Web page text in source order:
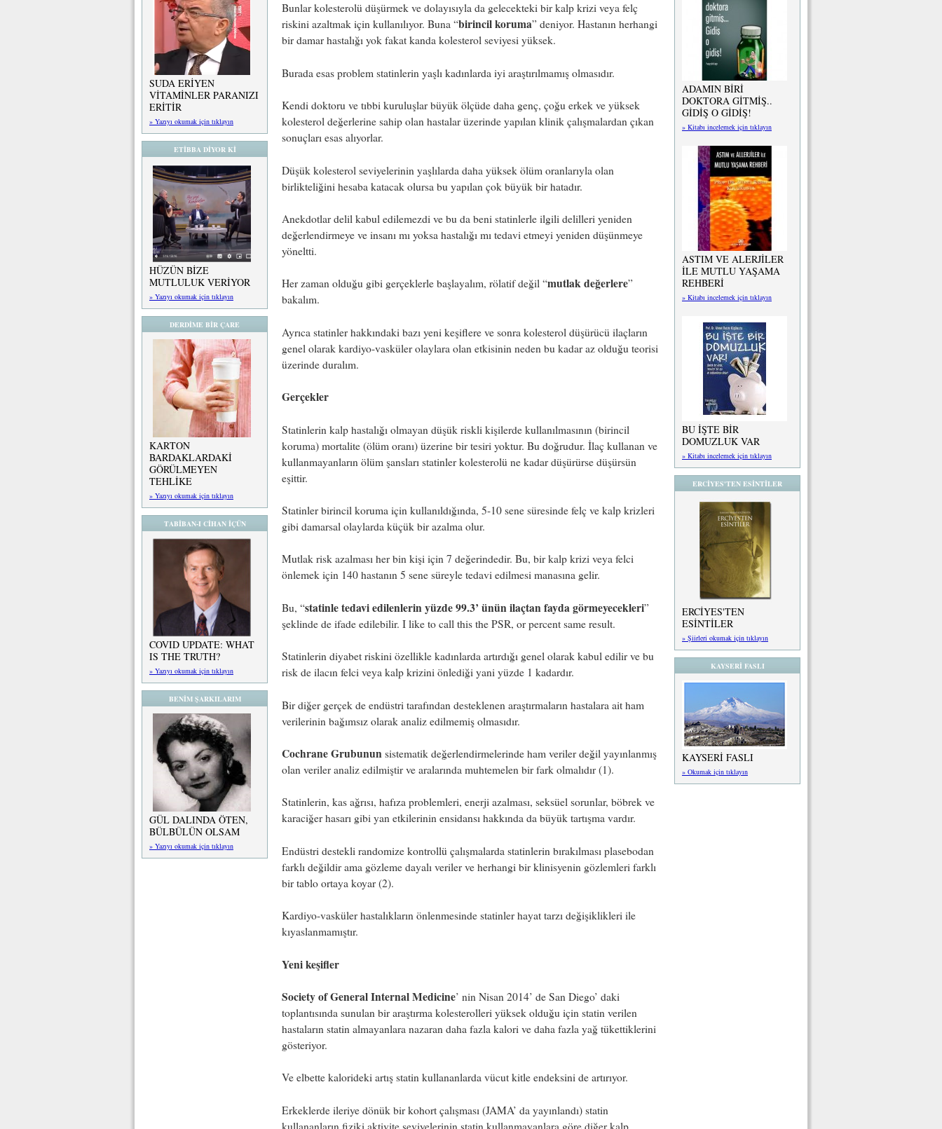
SUDA ERİYEN
VİTAMİNLER PARANIZI
ERİTİR
» Yazıyı okumak için tıklayın
ETİBBA DİYOR Kİ
HÜZÜN BİZE
MUTLULUK VERİYOR
» Yazıyı okumak için tıklayın
DERDİME BİR ÇARE
KARTON
BARDAKLARDAKİ
GÖRÜLMEYEN
TEHLİKE
» Yazıyı okumak için tıklayın
TABİBAN-I CİHAN İÇÜN
COVID UPDATE: WHAT
IS THE TRUTH?
» Yazıyı okumak için tıklayın
BENİM ŞARKILARIM
GÜL DALINDA ÖTEN,
BÜLBÜLÜN OLSAM
» Yazıyı okumak için tıklayın
Bunlar kolesterolü düşürmek ve dolayısıyla da gelecekteki bir kalp krizi veya felç
riskini azaltmak için kullanılıyor. Buna “birincil koruma” deniyor. Hastanın herhangi
bir damar hastalığı yok fakat kanda kolesterol seviyesi yüksek.
Burada esas problem statinlerin yaşlı kadınlarda iyi araştırılmamış olmasıdır.
Kendi doktoru ve tıbbi kuruluşlar büyük ölçüde daha genç, çoğu erkek ve yüksek
kolesterol değerlerine sahip olan hastalar üzerinde yapılan klinik çalışmalardan çıkan
sonuçları esas alıyorlar.
Düşük kolesterol seviyelerinin yaşlılarda daha yüksek ölüm oranlarıyla olan
birlikteliğini hesaba katacak olursa bu yapılan çok büyük bir hatadır.
Anekdotlar delil kabul edilemezdi ve bu da beni statinlerle ilgili delilleri yeniden
değerlendirmeye ve insanı mı yoksa hastalığı mı tedavi etmeyi yeniden düşünmeye
yöneltti.
Her zaman olduğu gibi gerçeklerle başlayalım, rölatif değil “mutlak değerlere”
bakalım.
Ayrıca statinler hakkındaki bazı yeni keşiflere ve sonra kolesterol düşürücü ilaçların
genel olarak kardiyo-vasküler olaylara olan etkisinin neden bu kadar az olduğu teorisi
üzerinde duralım.
Gerçekler
Statinlerin kalp hastalığı olmayan düşük riskli kişilerde kullanılmasının (birincil
koruma) mortalite (ölüm oranı) üzerine bir tesiri yoktur. Bu doğrudur. İlaç kullanan ve
kullanmayanların ölüm şansları statinler kolesterolü ne kadar düşürürse düşürsün
eşittir.
Statinler birincil koruma için kullanıldığında, 5-10 sene süresinde felç ve kalp krizleri
gibi damarsal olaylarda küçük bir azalma olur.
Mutlak risk azalması her bin kişi için 7 değerindedir. Bu, bir kalp krizi veya felci
önlemek için 140 hastanın 5 sene süreyle tedavi edilmesi manasına gelir.
Bu, “statinle tedavi edilenlerin yüzde 99.3’ ünün ilaçtan fayda görmeyecekleri”
şeklinde de ifade edilebilir. I like to call this the PSR, or percent same result.
Statinlerin diyabet riskini özellikle kadınlarda artırdığı genel olarak kabul edilir ve bu
risk de ilacın felci veya kalp krizini önlediği yani yüzde 1 kadardır.
Bir diğer gerçek de endüstri tarafından desteklenen araştırmaların hastalara ait ham
verilerinin bağımsız olarak analiz edilmemiş olmasıdır.
Cochrane Grubunun sistematik değerlendirmelerinde ham veriler değil yayınlanmış
olan veriler analiz edilmiştir ve aralarında muhtemelen bir fark olmalıdır (1).
Statinlerin, kas ağrısı, hafıza problemleri, enerji azalması, seksüel sorunlar, böbrek ve
karaciğer hasarı gibi yan etkilerinin ensidansı hakkında da büyük tartışma vardır.
Endüstri destekli randomize kontrollü çalışmalarda statinlerin bırakılması plasebodan
farklı değildir ama gözleme dayalı veriler ve herhangi bir klinisyenin gözlemleri farklı
bir tablo ortaya koyar (2).
Kardiyo-vasküler hastalıkların önlenmesinde statinler hayat tarzı değişiklikleri ile
kıyaslanmamıştır.
Yeni keşifler
Society of General Internal Medicine’ nin Nisan 2014’ de San Diego’ daki
toplantısında sunulan bir araştırma kolesterolleri yüksek olduğu için statin verilen
hastaların statin almayanlara nazaran daha fazla kalori ve daha fazla yağ tükettiklerini
gösteriyor.
Ve elbette kalorideki artış statin kullananlarda vücut kitle endeksini de artırıyor.
Erkeklerde ileriye dönük bir kohort çalışması (JAMA’ da yayınlandı) statin
kullananların fiziki aktivite seviyelerinin statin kullanmayanlara göre diğer kalp
ADAMIN BİRİ
DOKTORA GİTMİŞ..
GİDİŞ O GİDİŞ!
» Kitabı incelemek için tıklayın
ASTIM VE ALERJİLER
İLE MUTLU YAŞAMA
REHBERİ
» Kitabı incelemek için tıklayın
BU İŞTE BİR
DOMUZLUK VAR
» Kitabı incelemek için tıklayın
ERCİYES'TEN ESİNTİLER
ERCİYES'TEN
ESİNTİLER
» Şiirleri okumak için tıklayın
KAYSERİ FASLI
KAYSERİ FASLI
» Okumak için tıklayın